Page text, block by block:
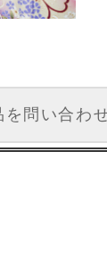
を問い合わ